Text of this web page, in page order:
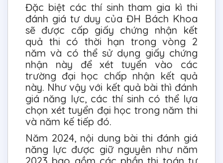
Đặc biệt các thí sinh tham gia kì thi
đánh giá tư duy của ĐH Bách Khoa
sẽ được cấp giấy chứng nhận kết
quả thi có thời hạn trong vòng 2
năm và có thể sử dụng giấy chứng
nhận này để xét tuyển vào các
trường đại học chấp nhận kết quả
này. Như vậy với kết quả bài thì đánh
giá năng lực, các thí sinh có thể lựa
chọn xét tuyển đại học trong năm thi
và năm kế tiếp đó.
Năm 2024, nội dung bài thi đánh giá
năng lực được giữ nguyên như năm